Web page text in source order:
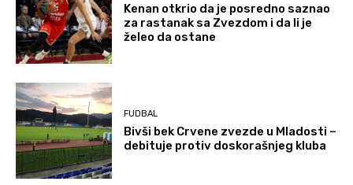
Kenan otkrio da je posredno saznao
za rastanak sa Zvezdom i da li je
želeo da ostane
FUDBAL
Bivši bek Crvene zvezde u Mladosti –
debituje protiv doskorašnjeg kluba